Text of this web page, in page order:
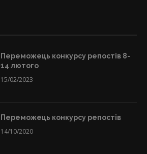
Переможець конкурсу репостів 8-
14 лютого
15/02/2023
Переможець конкурсу репостів
14/10/2020